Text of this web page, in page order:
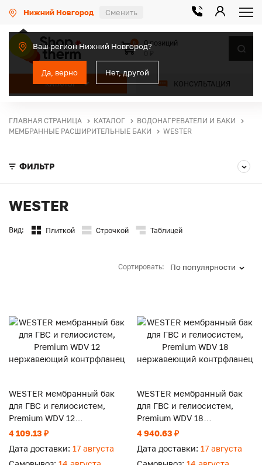
Нижний Новгород Сменить
Ваш регион Нижний Новгород?
Да, верно Нет, другой
КАТАЛОГ КОНСУЛЬТАЦИЯ
0
0 позиций
ГЛАВНАЯ СТРАНИЦА КАТАЛОГ
ВОДОНАГРЕВАТЕЛИ И БАКИ
МЕМБРАННЫЕ РАСШИРИТЕЛЬНЫЕ БАКИ
WESTER
ФИЛЬТР
WESTER
Вид: Плиткой Строчкой Таблицей
Сортировать: По популярности
WESTER мембранный бак
для ГВС и гелиосистем,
Premium WDV 12
нержавеющий контрфланец
4 109.13 ₽
Дата доставки: 17 августа
WESTER мембранный бак
для ГВС и гелиосистем,
Premium WDV 18
нержавеющий контрфланец
4 940.63 ₽
Дата доставки: 17 августа